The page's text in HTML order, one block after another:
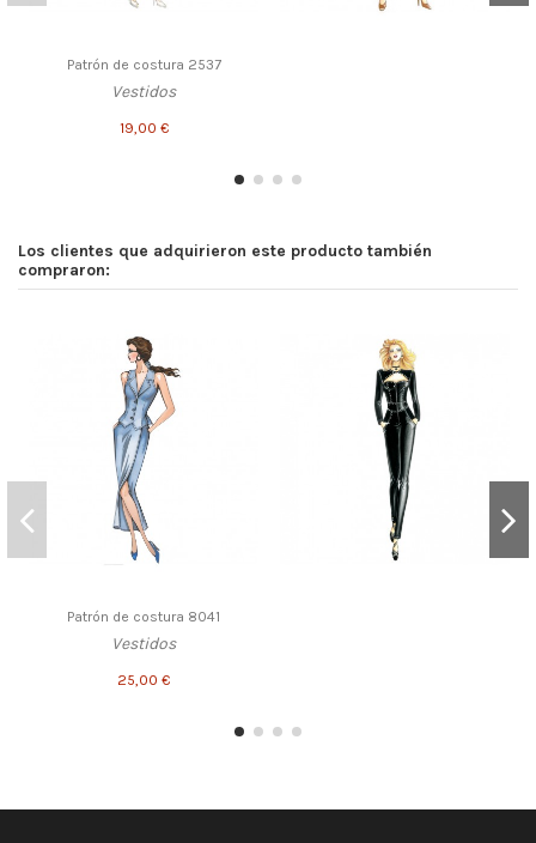
Patrón de costura 2537
Vestidos
19,00 €
Los clientes que adquirieron este producto también
compraron:
Patrón de costura 8041
Vestidos
25,00 €